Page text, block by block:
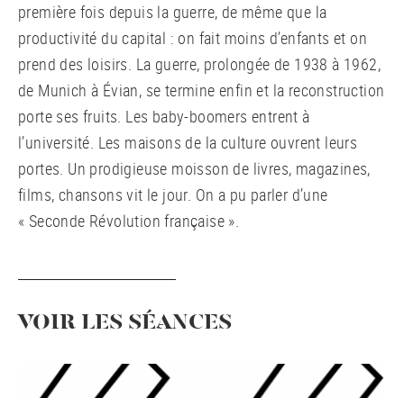
première fois depuis la guerre, de même que la
productivité du capital : on fait moins d’enfants et on
prend des loisirs. La guerre, prolongée de 1938 à 1962,
de Munich à Évian, se termine enfin et la reconstruction
porte ses fruits. Les baby-boomers entrent à
l’université. Les maisons de la culture ouvrent leurs
portes. Un prodigieuse moisson de livres, magazines,
films, chansons vit le jour. On a pu parler d’une
« Seconde Révolution française ».
VOIR LES SÉANCES